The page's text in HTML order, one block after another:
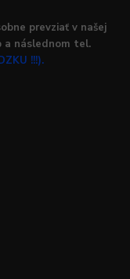
prevziať v našej
a následnom tel.
!!!).